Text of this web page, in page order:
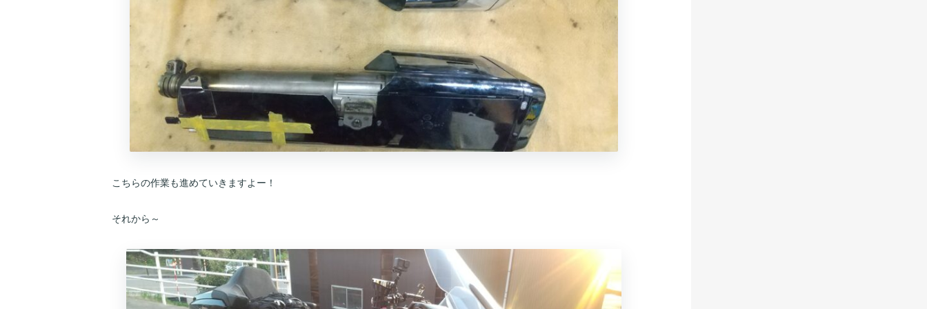
こちらの作業も進めていきますよー！
それから～